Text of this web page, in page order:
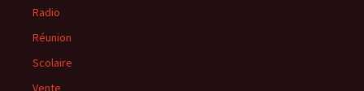
Radio
Réunion
Scolaire
Vente